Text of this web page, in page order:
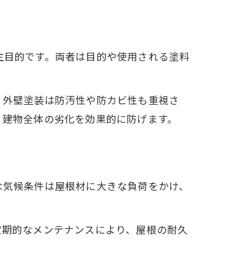
的です。両者は目的や使用される塗料
壁塗装は防汚性や防カビ性も重視さ
物全体の劣化を効果的に防げます。
候条件は屋根材に大きな負荷をかけ、
的なメンテナンスにより、屋根の耐久